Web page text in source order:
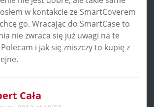
w kontakcie ze SmartCoverem
go. Wracając do SmartCase to
nie zwraca się już uwagi na te
i jak się zniszczy to kupię z
Cała